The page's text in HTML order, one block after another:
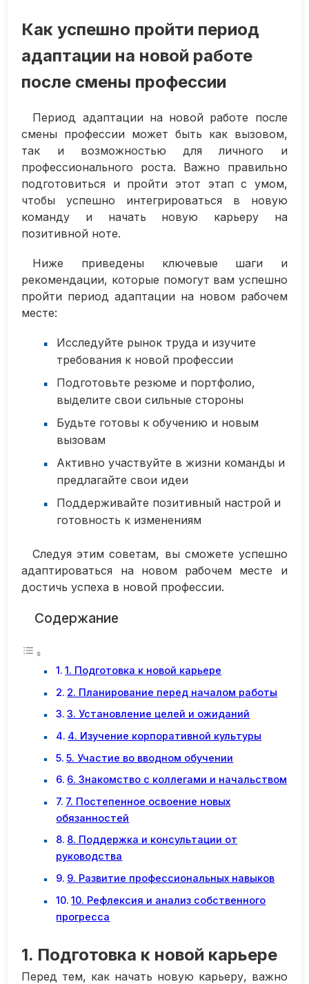
Как успешно пройти период
адаптации на новой работе
после смены профессии
Период адаптации на новой работе после
смены профессии может быть как вызовом,
так и возможностью для личного и
профессионального роста. Важно правильно
подготовиться и пройти этот этап с умом,
чтобы успешно интегрироваться в новую
команду и начать новую карьеру на
позитивной ноте.
Ниже приведены ключевые шаги и
рекомендации, которые помогут вам успешно
пройти период адаптации на новом рабочем
месте:
Исследуйте рынок труда и изучите
требования к новой профессии
Подготовьте резюме и портфолио,
выделите свои сильные стороны
Будьте готовы к обучению и новым
вызовам
Активно участвуйте в жизни команды и
предлагайте свои идеи
Поддерживайте позитивный настрой и
готовность к изменениям
Следуя этим советам, вы сможете успешно
адаптироваться на новом рабочем месте и
достичь успеха в новой профессии.
Содержание
1. Подготовка к новой карьере
2. Планирование перед началом работы
3. Установление целей и ожиданий
4. Изучение корпоративной культуры
5. Участие во вводном обучении
6. Знакомство с коллегами и начальством
7. Постепенное освоение новых
обязанностей
8. Поддержка и консультации от
руководства
9. Развитие профессиональных навыков
10. Рефлексия и анализ собственного
прогресса
1. Подготовка к новой карьере
Перед тем, как начать новую карьеру, важно